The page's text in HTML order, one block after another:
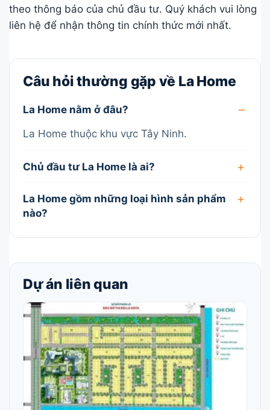
theo thông báo của chủ đầu tư. Quý khách vui lòng
liên hệ để nhận thông tin chính thức mới nhất.
Câu hỏi thường gặp về La Home
La Home nằm ở đâu?
La Home thuộc khu vực Tây Ninh.
Chủ đầu tư La Home là ai?
La Home gồm những loại hình sản phẩm
nào?
Dự án liên quan